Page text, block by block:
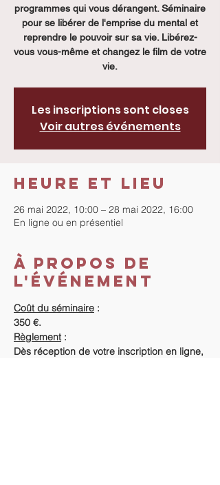
programmes qui vous dérangent. Séminaire
pour se libérer de l'emprise du mental et
reprendre le pouvoir sur sa vie. Libérez-
vous vous-même et changez le film de votre
vie.
Les inscriptions sont closes
Voir autres événements
Heure et lieu
26 mai 2022, 10:00 – 28 mai 2022, 16:00
En ligne ou en présentiel
À propos de
l'événement
Coût du séminaire :
350 €.
Règlement :
Dès réception de votre inscription en ligne,